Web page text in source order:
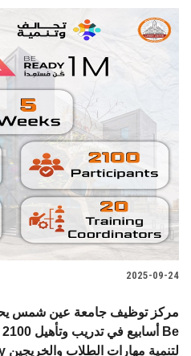
2025-09-24
Ready لتنمية مهارات الطلاب والخريجين